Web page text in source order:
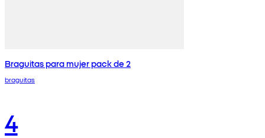
Braguitas para mujer pack de 2
braguitas
4